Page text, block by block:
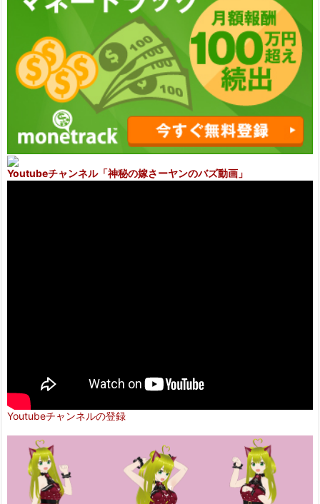
Youtubeチャンネル「神秘の嫁さーヤンのバズ動画」
Youtubeチャンネルの登録